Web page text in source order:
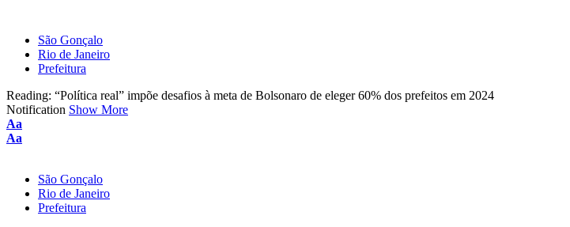
São Gonçalo
Rio de Janeiro
Prefeitura
Reading: “Política real” impõe desafios à meta de Bolsonaro de eleger 60% dos prefeitos em 2024
Notification Show More
Aa
Aa
São Gonçalo
Rio de Janeiro
Prefeitura